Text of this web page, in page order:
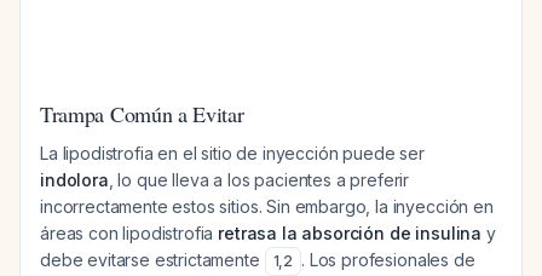
Trampa Común a Evitar
La lipodistrofia en el sitio de inyección puede ser
indolora , lo que lleva a los pacientes a preferir
incorrectamente estos sitios. Sin embargo, la inyección en
áreas con lipodistrofia retrasa la absorción de insulina y
debe evitarse estrictamente
1,2 . Los profesionales de